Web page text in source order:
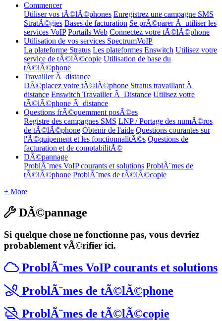
Commencer
Utiliser vos tÃ©lÃ©phones Enregistrez une campagne SMS
StratÃ©gies Bases de facturation Se prÃ©parer Ã utiliser les
services VoIP Portails Web Connectez votre tÃ©lÃ©phone
Utilisation de vos services SpectrumVoIP
La plateforme Stratus Les plateformes Enswitch Utilisez votre
service de tÃ©lÃ©copie Utilisation de base du
tÃ©lÃ©phone
Travailler Ã distance
DÃ©placez votre tÃ©lÃ©phone Stratus travaillant Ã
distance Enswitch Travailler Ã Distance Utilisez votre
tÃ©lÃ©phone Ã distance
Questions frÃ©quemment posÃ©es
Registre des campagnes SMS LNP / Portage des numÃ©ros
de tÃ©lÃ©phone Obtenir de l'aide Questions courantes sur
l'Ã©quipement et les fonctionnalitÃ©s Questions de
facturation et de comptabilitÃ©
DÃ©pannage
ProblÃ¨mes VoIP courants et solutions ProblÃ¨mes de
tÃ©lÃ©phone ProblÃ¨mes de tÃ©lÃ©copie
+ More
DÃ©pannage
Si quelque chose ne fonctionne pas, vous devriez
probablement vÃ©rifier ici.
ProblÃ¨mes VoIP courants et solutions
ProblÃ¨mes de tÃ©lÃ©phone
ProblÃ¨mes de tÃ©lÃ©copie